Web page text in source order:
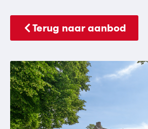
Terug naar aanbod